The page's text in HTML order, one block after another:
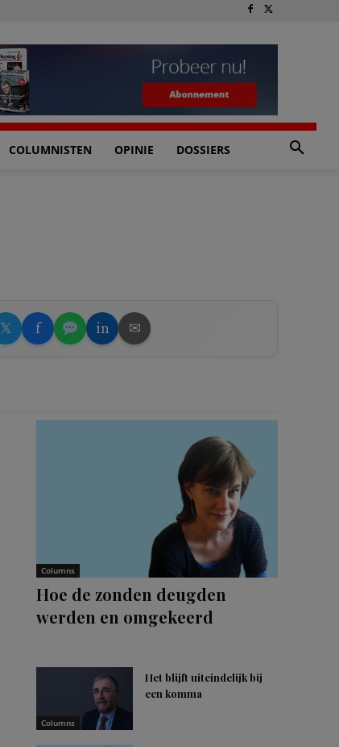
COLUMNISTEN OPINIE DOSSIERS
𝕏 f in ✉
Columns
Hoe de zonden deugden
werden en omgekeerd
Columns
Het blijft uiteindelijk bij
een komma